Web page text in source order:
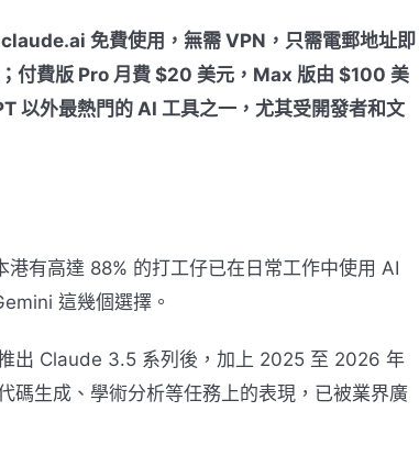
免費使用，無需 VPN，只需電郵地址即
付費版 Pro 月費 $20 美元，Max 版由 $100 美
以外最熱門的 AI 工具之一，尤其受開發者和文
有高達 88% 的打工仔已在日常工作中使用 AI
這幾個選擇。
出 Claude 3.5 系列後，加上 2025 至 2026 年
生成、學術分析等任務上的表現，已被業界廣